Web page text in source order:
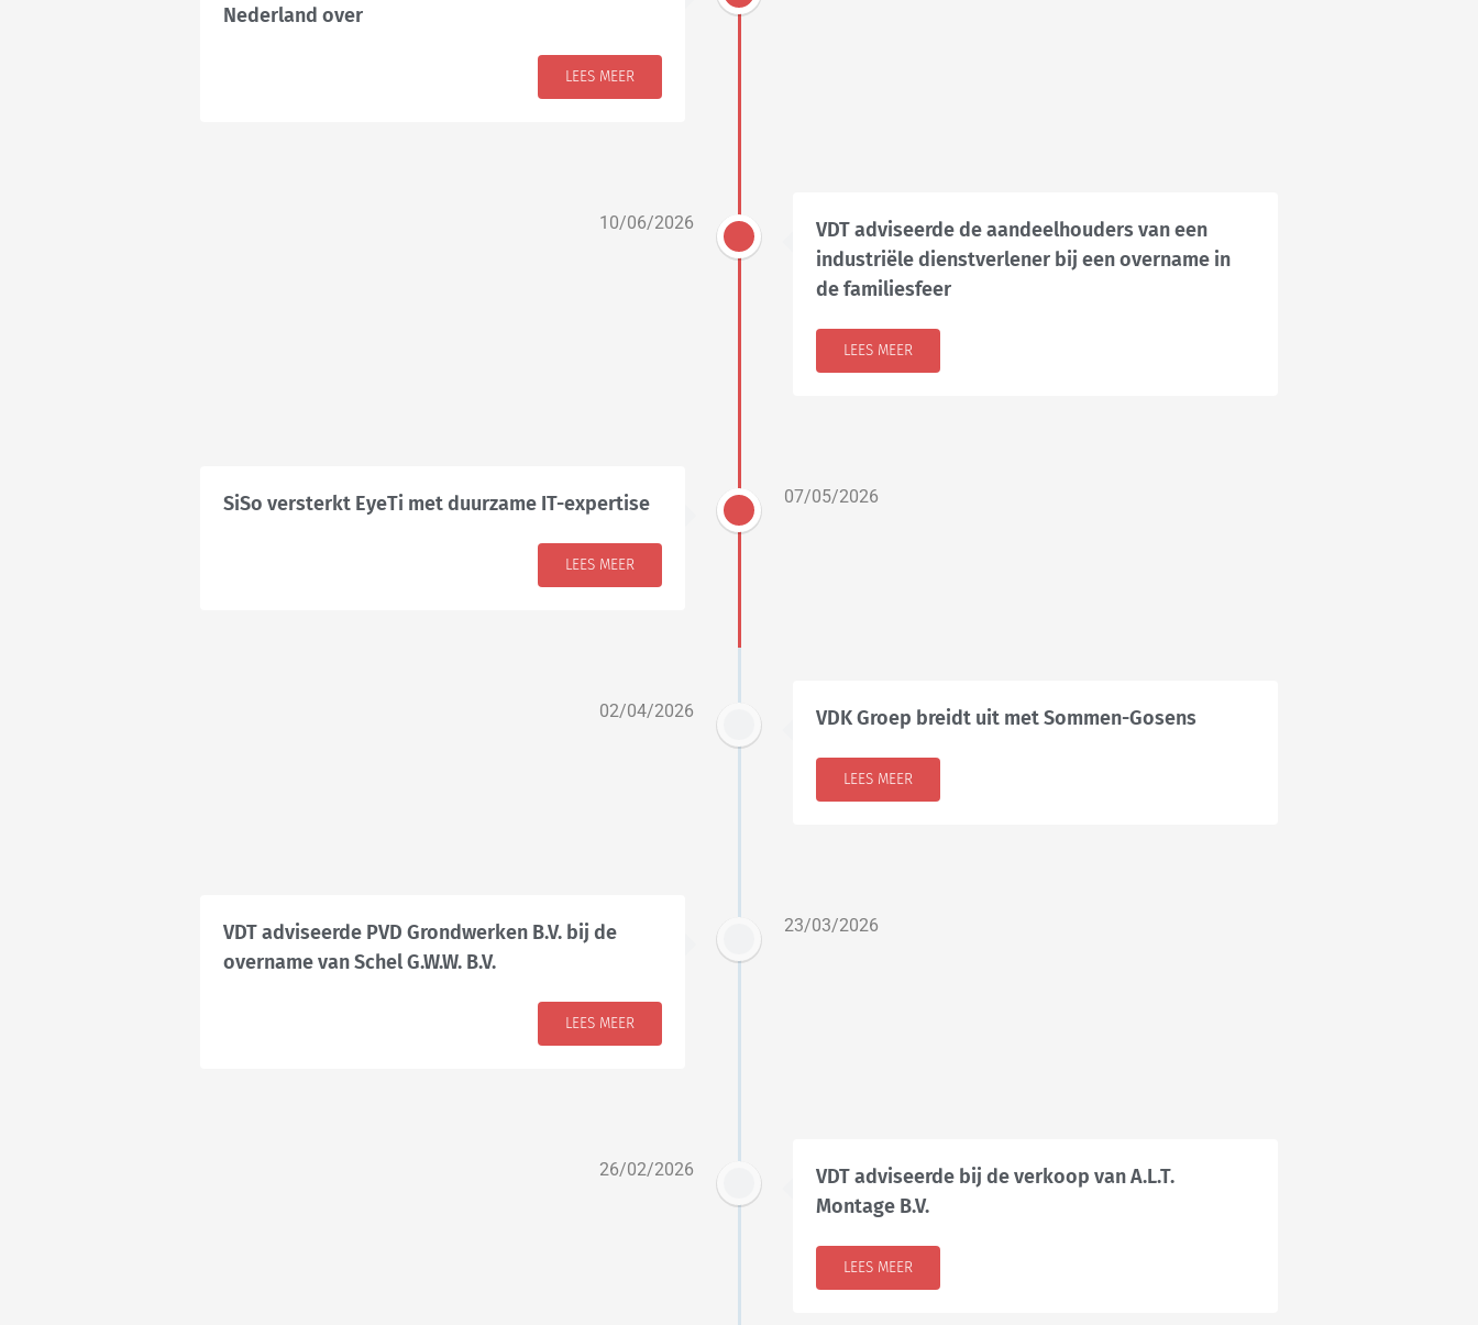
Nederland over
LEES MEER
10/06/2026
VDT adviseerde de aandeelhouders van een
industriële dienstverlener bij een overname in
de familiesfeer
LEES MEER
07/05/2026
SiSo versterkt EyeTi met duurzame IT-expertise
LEES MEER
02/04/2026 VDK Groep breidt uit met Sommen-Gosens
LEES MEER
23/03/2026
VDT adviseerde PVD Grondwerken B.V. bij de
overname van Schel G.W.W. B.V.
LEES MEER
26/02/2026
VDT adviseerde bij de verkoop van A.L.T.
Montage B.V.
LEES MEER